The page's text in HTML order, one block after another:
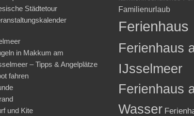
Städtetour
in Makkum am
– Tipps & Angelplätze
fahren
und Kite
Familienurlaub
Ferienhaus
Ferienhaus
IJsselmeer
Ferienhaus
Wasser